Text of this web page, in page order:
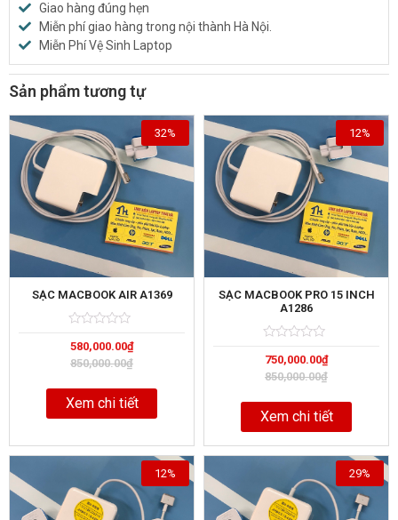
Giao hàng đúng hẹn
Miễn phí giao hàng trong nội thành Hà Nội.
Miễn Phí Vệ Sinh Laptop
Sản phẩm tương tự
SẠC MACBOOK AIR A1369
0
out
of
850,000.00₫
580,000.00₫
32%
Xem chi tiết
SẠC MACBOOK PRO 15 INCH
A1286
0
out
of
850,000.00₫
750,000.00₫
12%
Xem chi tiết
12% 29%